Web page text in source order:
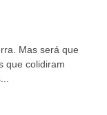
Mas será que
que colidiram